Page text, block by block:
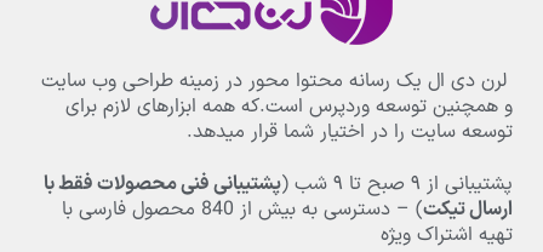
لرن دی ال یک رسانه محتوا محور در زمینه طراحی وب سایت
و همچنین توسعه وردپرس است.که همه ابزارهای لازم برای
توسعه سایت را در اختیار شما قرار میدهد.
پشتیبانی از ۹ صبح تا ۹ شب (پشتیبانی فنی محصولات فقط با
ارسال تیکت) – دسترسی به بیش از 840 محصول فارسی با
تهیه اشتراک ویژه